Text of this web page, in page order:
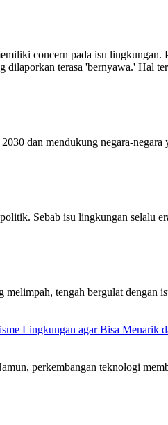
concern pada isu
terasa 'bernyawa.' Hal
dan mendukung negara-
Sebab isu lingkungan selalu
tengah bergulat
Lingkungan agar Bisa Menarik
perkembangan teknologi